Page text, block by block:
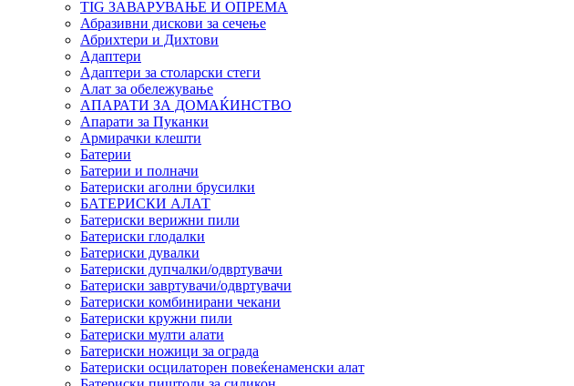
TIG ЗАВАРУВАЊЕ И ОПРЕМА
Абразивни дискови за сечење
Абрихтери и Дихтови
Адаптери
Адаптери за столарски стеги
Алат за обележување
АПАРАТИ ЗА ДОМАЌИНСТВО
Апарати за Пуканки
Армирачки клешти
Батерии
Батерии и полначи
Батериски аголни брусилки
БАТЕРИСКИ АЛАТ
Батериски верижни пили
Батериски глодалки
Батериски дувалки
Батериски дупчалки/одвртувачи
Батериски завртувачи/одвртувачи
Батериски комбинирани чекани
Батериски кружни пили
Батериски мулти алати
Батериски ножици за ограда
Батериски осцилаторен повеќенаменски алат